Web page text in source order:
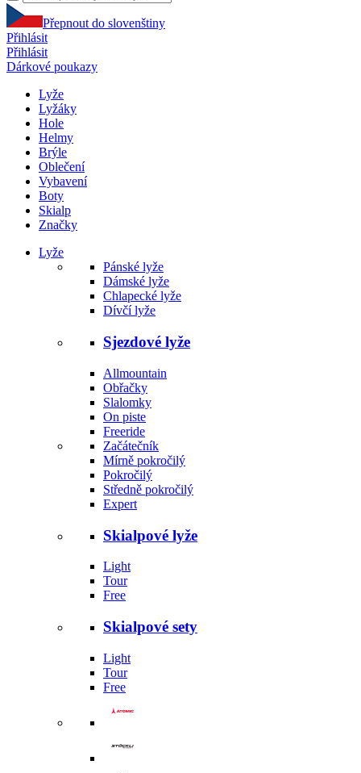
Přepnout do slovenštiny
Přihlásit
Přihlásit
Dárkové poukazy
Lyže
Lyžáky
Hole
Helmy
Brýle
Oblečení
Vybavení
Boty
Skialp
Značky
Lyže
Pánské lyže
Dámské lyže
Chlapecké lyže
Dívčí lyže
Sjezdové lyže
Allmountain
Obřačky
Slalomky
On piste
Freeride
Začátečník
Mírně pokročilý
Pokročilý
Středně pokročilý
Expert
Skialpové lyže
Light
Tour
Free
Skialpové sety
Light
Tour
Free